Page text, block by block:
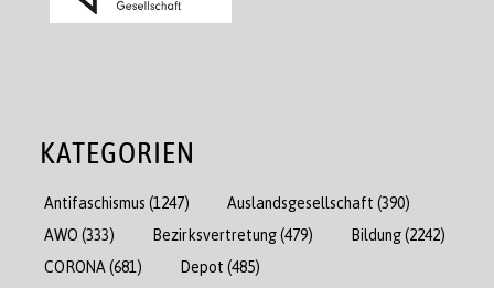
KATEGORIEN
Antifaschismus (1247) Auslandsgesellschaft (390)
AWO (333) Bezirksvertretung(479) Bildung(2242)
CORONA (681) Depot (485)